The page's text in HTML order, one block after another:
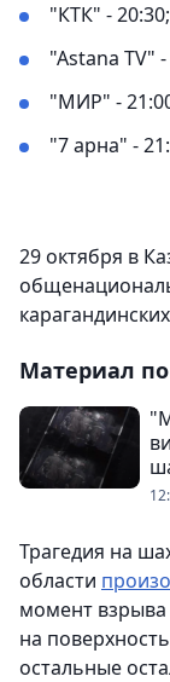
"КТК" - 20:30;
"Аstana TV" -
"МИР" -
"7 арна" -
29 октября в
Материал
Трагедия на
области
момент
на
остальные